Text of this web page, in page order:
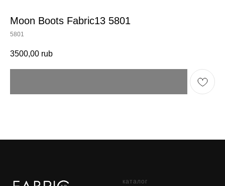
Moon Boots Fabric13 5801
5801
3500,00 rub
каталог